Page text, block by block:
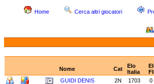
Home Cerca altri giocatori
Nome
Cat
Elo
Italia
GUIDI DENIS
2N 1703 0